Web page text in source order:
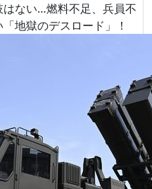
はない…燃料不足、兵員不
地獄のデスロード」！